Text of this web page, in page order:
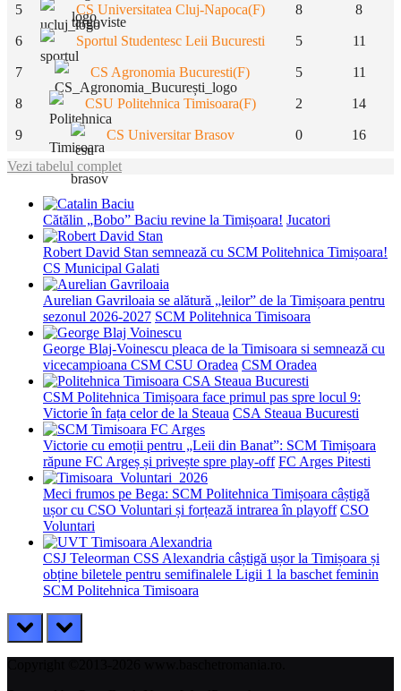
5 CS Universitatea Cluj-Napoca(F) 8 8
6 Sportul Studentesc Leii Bucuresti 5 11
7 CS Agronomia Bucuresti(F) 5 11
8 CSU Politehnica Timisoara(F) 2 14
9 CS Universitar Brasov 0 16
Vezi tabelul complet
Cătălin „Bobo” Baciu revine la Timișoara! Jucatori
Robert David Stan semnează cu SCM Politehnica Timișoara!
CS Municipal Galati
Aurelian Gavriloaia se alătură „leilor” de la Timișoara pentru
sezonul 2026-2027 SCM Politehnica Timisoara
George Blaj-Voinescu pleaca de la Timisoara si semnează cu
vicecampioana CSM CSU Oradea CSM Oradea
CSM Politehnica Timișoara face primul pas spre locul 9:
Victorie în fața celor de la Steaua CSA Steaua Bucuresti
Victorie cu emoții pentru „Leii din Banat”: SCM Timișoara
răpune FC Argeș și privește spre play-off FC Arges Pitesti
Meci frumos pe Bega: SCM Politehnica Timișoara câștigă
ușor cu CSO Voluntari și forțează intrarea în playoff CSO
Voluntari
CSJ Teleorman CSS Alexandria câștigă ușor la Timișoara și
obține biletele pentru semifinalele Ligii 1 la baschet feminin
SCM Politehnica Timisoara
prev next